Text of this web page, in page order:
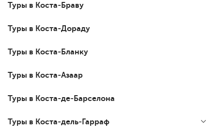
Туры в Коста-Браву
Туры в Коста-Дораду
Туры в Коста-Бланку
Туры в Коста-Азаар
Туры в Коста-де-Барселона
Туры в Коста-дель-Гарраф